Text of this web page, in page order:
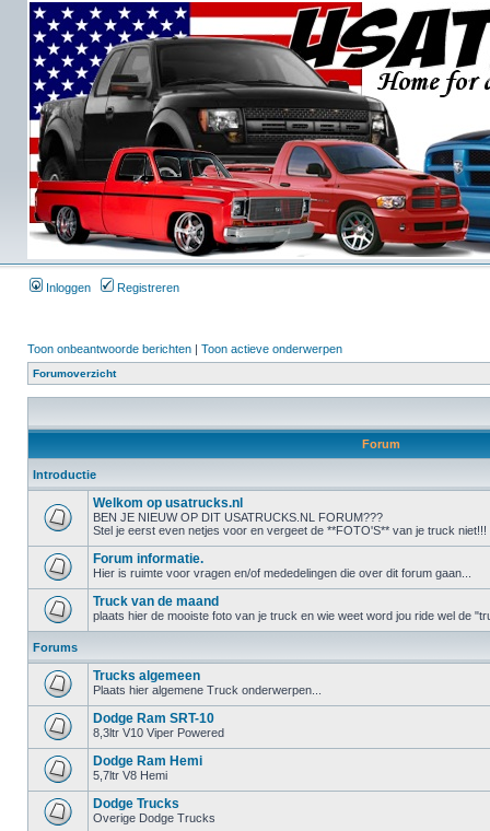
Inloggen Registreren
Toon onbeantwoorde berichten | Toon actieve onderwerpen
Forumoverzicht
Forum
Introductie
Welkom op usatrucks.nl
BEN JE NIEUW OP DIT USATRUCKS.NL FORUM???
Stel je eerst even netjes voor en vergeet de **FOTO'S** van je truck niet!!!
Forum informatie.
Hier is ruimte voor vragen en/of mededelingen die over dit forum gaan...
Truck van de maand
plaats hier de mooiste foto van je truck en wie weet word jou ride wel de
Forums
Trucks algemeen
Plaats hier algemene Truck onderwerpen...
Dodge Ram SRT-10
8,3ltr V10 Viper Powered
Dodge Ram Hemi
5,7ltr V8 Hemi
Dodge Trucks
Overige Dodge Trucks